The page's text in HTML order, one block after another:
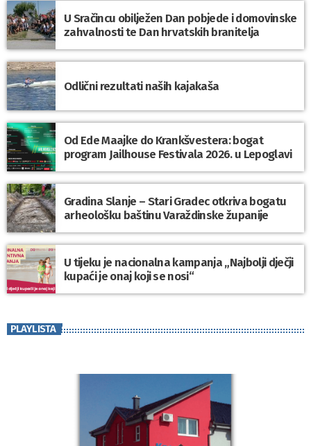
U Sračincu obilježen Dan pobjede i domovinske
zahvalnosti te Dan hrvatskih branitelja
Odlični rezultati naših kajakaša
Od Ede Maajke do Krankšvestera: bogat
program Jailhouse Festivala 2026. u Lepoglavi
Gradina Slanje – Stari Gradec otkriva bogatu
arheološku baštinu Varaždinske županije
U tijeku je nacionalna kampanja „Najbolji dječji
kupaći je onaj koji se nosi“
PLAYLISTA